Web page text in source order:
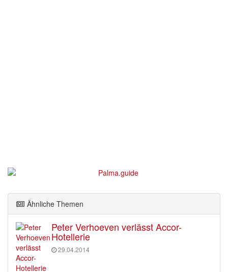
Ähnliche Themen
Peter Verhoeven verlässt Accor-
Hotellerie
29.04.2014